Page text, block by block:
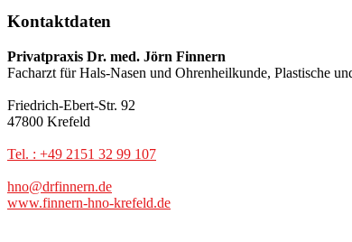
Kontaktdaten
Privatpraxis Dr. med. Jörn Finnern
Facharzt für Hals-Nasen und Ohrenheilkunde, Plastische
Friedrich-Ebert-Str. 92
47800 Krefeld
Tel. : +49 2151 32 99 107
hno@drfinnern.de
www.finnern-hno-krefeld.de